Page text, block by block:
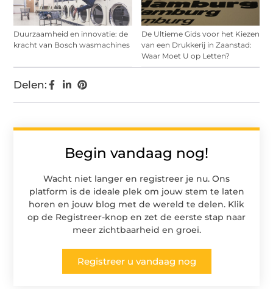
Duurzaamheid en innovatie: de
kracht van Bosch wasmachines
De Ultieme Gids voor het Kiezen
van een Drukkerij in Zaanstad:
Waar Moet U op Letten?
Begin vandaag nog!
Wacht niet langer en registreer je nu. Ons
platform is de ideale plek om jouw stem te laten
horen en jouw blog met de wereld te delen. Klik
op de Registreer-knop en zet de eerste stap naar
meer zichtbaarheid en groei.
Registreer u vandaag nog
Delen: